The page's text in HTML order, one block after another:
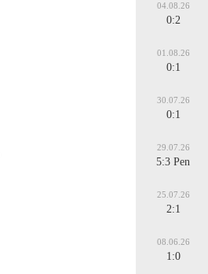
04.08.26
0:2
01.08.26
0:1
30.07.26
0:1
29.07.26
5:3 Pen
25.07.26
2:1
08.06.26
1:0